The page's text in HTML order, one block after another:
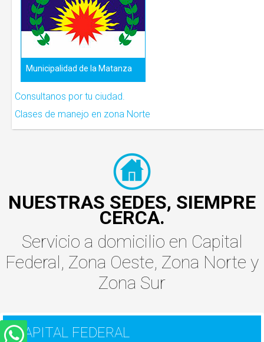
Municipalidad de la Matanza
Consultanos por tu ciudad.
Clases de manejo en zona Norte
NUESTRAS SEDES, SIEMPRE
CERCA.
Servicio a domicilio en Capital
Federal, Zona Oeste, Zona Norte y
Zona Sur
CAPITAL FEDERAL